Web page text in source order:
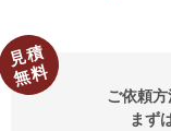
ご依頼方
まず
見積
無料